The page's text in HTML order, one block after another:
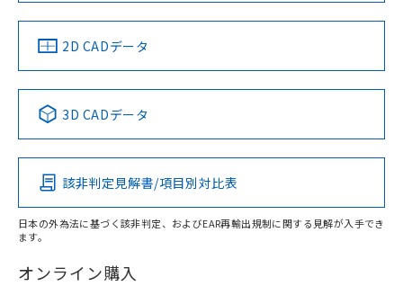
中国 RoHS 注意事項・凡例
Pb Hg Cd Cr(VI)
O
在庫等で未対応品が混在する可能性があります。
2D CADデータ
3D CADデータ
該非判定見解書/項目別対比表
日本の外為法に基づく該非判定、およびEAR再輸出規制に関する見解が入手でき
ます。
オンライン購入